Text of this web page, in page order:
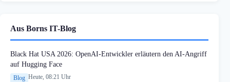
Aus Borns IT-Blog
Black Hat USA 2026: OpenAI-Entwickler erläutern den AI-Angriff
auf Hugging Face
Blog Heute, 08:21 Uhr